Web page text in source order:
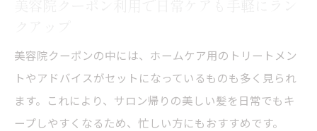
美容院クーポンの中には、ホームケア用のトリートメン
トやアドバイスがセットになっているものも多く見られ
ます。これにより、サロン帰りの美しい髪を日常でもキ
ープしやすくなるため、忙しい方にもおすすめです。